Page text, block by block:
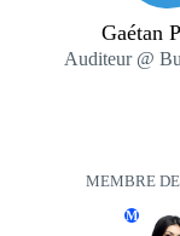
Gaétan
Auditeur @
MEMBRE
M